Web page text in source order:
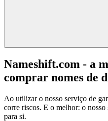
Nameshift.com - a
comprar nomes de
Ao utilizar o nosso serviço de
corre riscos. E o melhor: o
para si.